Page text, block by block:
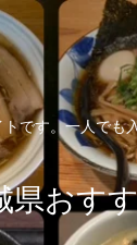
です。一人で
県おす